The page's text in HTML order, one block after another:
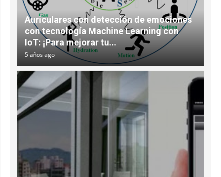
Auriculares con detección de emociones
con tecnología Machine Learning con
IoT: ¡Para mejorar tu...
5 años ago